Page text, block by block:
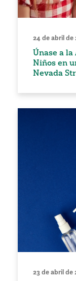
24 de abril de
Únase a
Niños en
Nevada
23 de abril de